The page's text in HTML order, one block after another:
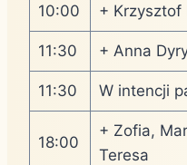
10:00 + Krzysztof
11:30 + Anna
11:30 W intencji
18:00
+ Zofia,
Teresa